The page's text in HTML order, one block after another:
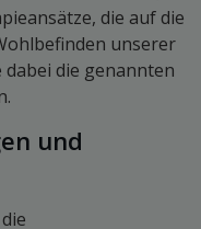
die auf die
unserer
die genannten
und